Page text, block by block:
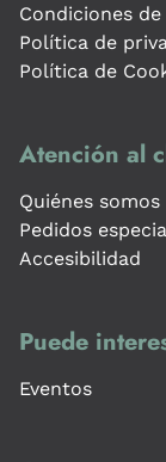
Condiciones
Política de
Política de
Atención al
Quiénes somos
Pedidos
Accesibilidad
Puede
Eventos